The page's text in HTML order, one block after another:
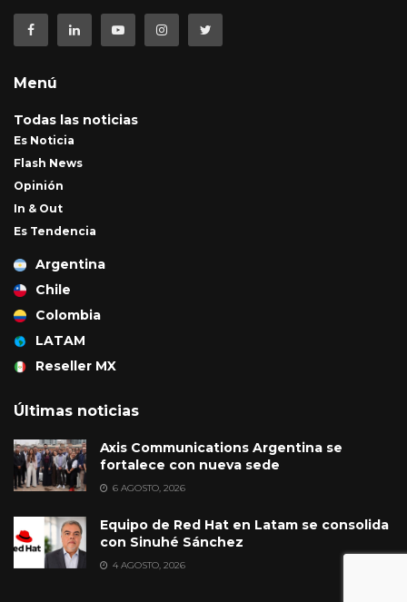
Menú
Todas las noticias
Es Noticia
Flash News
Opinión
In & Out
Es Tendencia
Argentina
Chile
Colombia
LATAM
Reseller MX
Últimas noticias
Axis Communications Argentina se
fortalece con nueva sede
6 AGOSTO, 2026
Equipo de Red Hat en Latam se consolida
con Sinuhé Sánchez
4 AGOSTO, 2026